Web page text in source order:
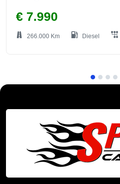
€ 7.990
266.000 Km Diesel